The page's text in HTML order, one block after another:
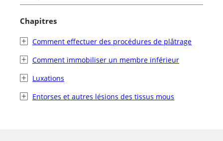
Chapitres
Comment effectuer des procédures de plâtrage
Comment immobiliser un membre inférieur
Luxations
Entorses et autres lésions des tissus mous